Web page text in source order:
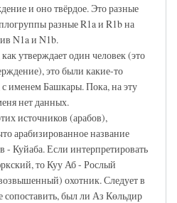
и оно твёрдое. Это разные
разные R1a и R1b на
N1a и N1b.
утверждает один человек (это
это были какие-то
с именем Башкары. Пока, на эту
нет данных.
источников (арабов),
арабизированное название
- Куйаба. Если интерпретировать
то Куу Аб - Рослый
охотник. Следует в
сопоставить, был ли Аз Көльдир